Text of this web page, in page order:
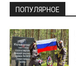
ПОПУЛЯРНОЕ